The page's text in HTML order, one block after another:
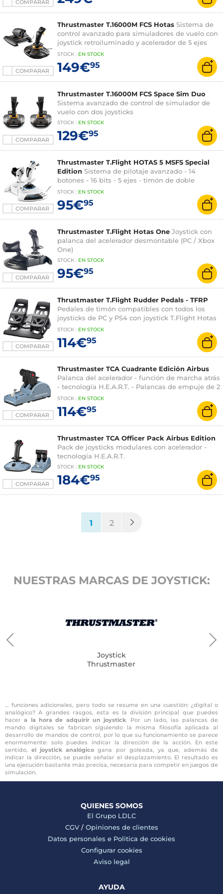
COMPARAR
COMPARAR
Thrustmaster T.16000M FCS Hotas Sistema de
control avanzado para simuladores de vuelo con
joystick retroiluminado y acelerador de 5 ejes
con 14 botones
STOCK : EN STOCK
149€95
COMPARAR
Thrustmaster T.16000M FCS Space Sim Duo
Sistema avanzado de control de simulador de
vuelo con dos joysticks
STOCK : EN STOCK
129€95
COMPARAR
Thrustmaster T.Flight HOTAS 5 MSFS Special
Edition Sistema de pilotaje avanzado - 14
botones - 16 bits - 5 ejes - timón de doble
sistema - bajo licencia oficial Microsoft Flight
Simulator
STOCK : EN STOCK
95€95
COMPARAR
Thrustmaster T.Flight Hotas One Joystick con
palanca del acelerador desmontable (PC / Xbox
One)
STOCK : EN STOCK
95€95
COMPARAR
Thrustmaster T.Flight Rudder Pedals - TFRP
Pedales de timón compatibles con todos los
joysticks de PC y PS4 con joystick T.Flight Hotas
XV
STOCK : EN STOCK
114€95
COMPARAR
Thrustmaster TCA Cuadrante Edición Airbus
Palanca del acelerador - función de marcha atrás
- tecnología H.E.A.R.T. - Palancas de empuje de 2
ejes - 8 botones de acción - 6 reposapiés
STOCK : EN STOCK
114€95
COMPARAR
Thrustmaster TCA Officer Pack Airbus Edition
Pack de joysticks modulares con acelerador -
tecnología H.E.A.R.T.
STOCK : EN STOCK
184€95
1 (current)
2
NUESTRAS MARCAS DE JOYSTICK:
Joystick
Thrustmaster
… funciones adicionales, pero todo se resume en una cuestión: ¿digital o
analógico? A grandes rasgos, esta es la división principal que puedes
hacera la hora de adquirir un joystick. Por un lado, las palancas de
mando digitales se fabrican siguiendo la misma filosofía aplicada al
desarrollo de mandos de control, por lo que su funcionamiento se parece
enormemente: solo puedes indicar la dirección de la acción. En este
sentido,el joystick analógico gana por goleada, ya que, además de
indicar la dirección, se puede señalar el desplazamiento. El resultado es
una ejecución bastante más precisa, necesaria para competir en juegos de
simulación.
QUIENES SOMOS
El Grupo LDLC
CGV/ Opiniones de clientes
Datos personales e Politica de cookies
Configurar cookies
Aviso legal
AYUDA